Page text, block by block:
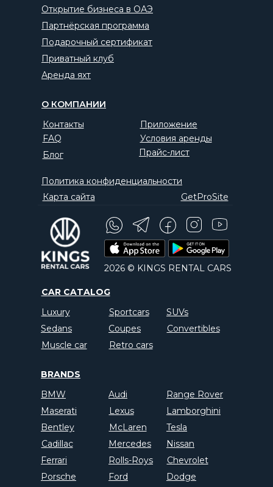
Блог
FAQ Условия аренды
О КОМПАНИИ
Карта сайта
Политика конфиденциальности
GetProSite
Контакты
Прайс-лист
Партнёрская программа
Подарочный сертификат
Открытие бизнеса в ОАЭ
Приватный клуб
Аренда яхт
Приложение
CAR CATALOG
BRANDS
Sportcars
Luxury
SUVs
Convertibles
Coupes
BMW Audi
Bentley
Cadillac
McLaren
Mercedes
Nissan
Porsche
Range Rover
Rolls-Roys
Lexus
Tesla
Chevrolet
Ferrari
Lamborghini
Maserati
2026 © KINGS RENTAL CARS
Sedans
Muscle car
Ford Dodge
Retro cars